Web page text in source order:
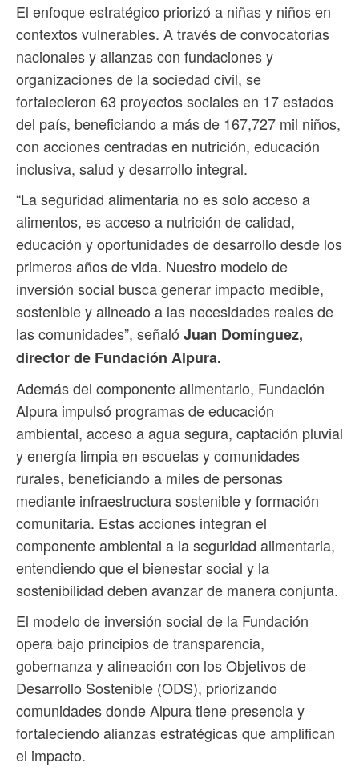
El enfoque estratégico priorizó a niñas y niños en
contextos vulnerables. A través de convocatorias
nacionales y alianzas con fundaciones y
organizaciones de la sociedad civil, se
fortalecieron 63 proyectos sociales en 17 estados
del país, beneficiando a más de 167,727 mil niños,
con acciones centradas en nutrición, educación
inclusiva, salud y desarrollo integral.
“La seguridad alimentaria no es solo acceso a
alimentos, es acceso a nutrición de calidad,
educación y oportunidades de desarrollo desde los
primeros años de vida. Nuestro modelo de
inversión social busca generar impacto medible,
sostenible y alineado a las necesidades reales de
las comunidades”, señaló Juan Domínguez,
director de Fundación Alpura.
Además del componente alimentario, Fundación
Alpura impulsó programas de educación
ambiental, acceso a agua segura, captación pluvial
y energía limpia en escuelas y comunidades
rurales, beneficiando a miles de personas
mediante infraestructura sostenible y formación
comunitaria. Estas acciones integran el
componente ambiental a la seguridad alimentaria,
entendiendo que el bienestar social y la
sostenibilidad deben avanzar de manera conjunta.
El modelo de inversión social de la Fundación
opera bajo principios de transparencia,
gobernanza y alineación con los Objetivos de
Desarrollo Sostenible (ODS), priorizando
comunidades donde Alpura tiene presencia y
fortaleciendo alianzas estratégicas que amplifican
el impacto.